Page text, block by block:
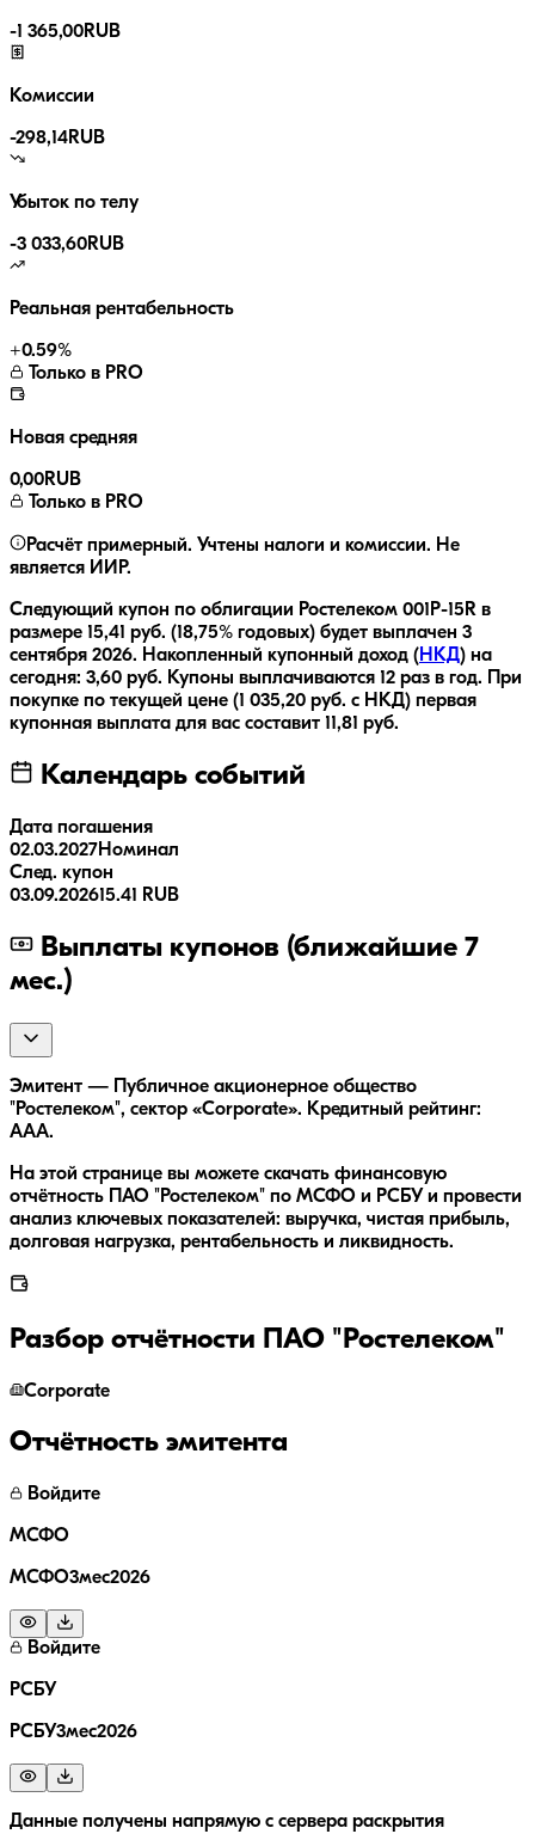
-1 365,00RUB
Комиссии
-298,14RUB
Убыток по телу
-3 033,60RUB
Реальная рентабельность
+0.59%
Только в PRO
Новая средняя
0,00RUB
Только в PRO
Расчёт примерный. Учтены налоги и комиссии. Не
является ИИР.
Следующий купон по облигации Ростелеком 001P-15R в
размере 15,41 руб. (18,75% годовых) будет выплачен 3
сентября 2026. Накопленный купонный доход ( НКД) на
сегодня: 3,60 руб. Купоны выплачиваются 12 раз в год.
При
покупке по текущей цене (1 035,20 руб. с НКД) первая
купонная выплата для вас составит 11,81 руб.
Календарь событий
Дата погашения
02.03.2027Номинал
След. купон
03.09.202615.41 RUB
Выплаты купонов (ближайшие 7
мес.)
Эмитент — Публичное акционерное общество
"Ростелеком", сектор «Corporate». Кредитный рейтинг:
AAA.
На этой странице вы можете скачать финансовую
отчётность ПАО "Ростелеком" по МСФО и РСБУ и провести
анализ ключевых показателей: выручка, чистая прибыль,
долговая нагрузка, рентабельность и ликвидность.
Разбор отчётности ПАО "Ростелеком"
Corporate
Отчётность эмитента
Войдите
МСФО
МСФО3мес2026
Войдите
РСБУ
РСБУ3мес2026
Данные получены напрямую с сервера раскрытия